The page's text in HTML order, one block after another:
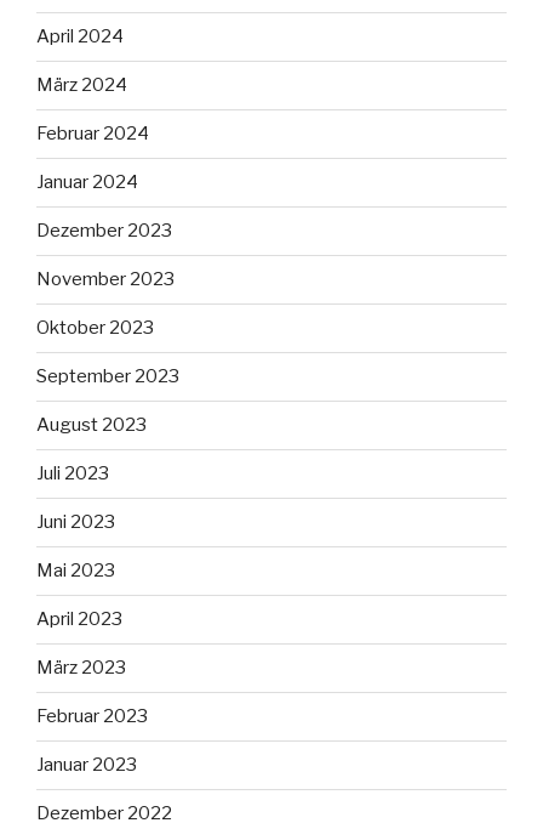
April 2024
März 2024
Februar 2024
Januar 2024
Dezember 2023
November 2023
Oktober 2023
September 2023
August 2023
Juli 2023
Juni 2023
Mai 2023
April 2023
März 2023
Februar 2023
Januar 2023
Dezember 2022